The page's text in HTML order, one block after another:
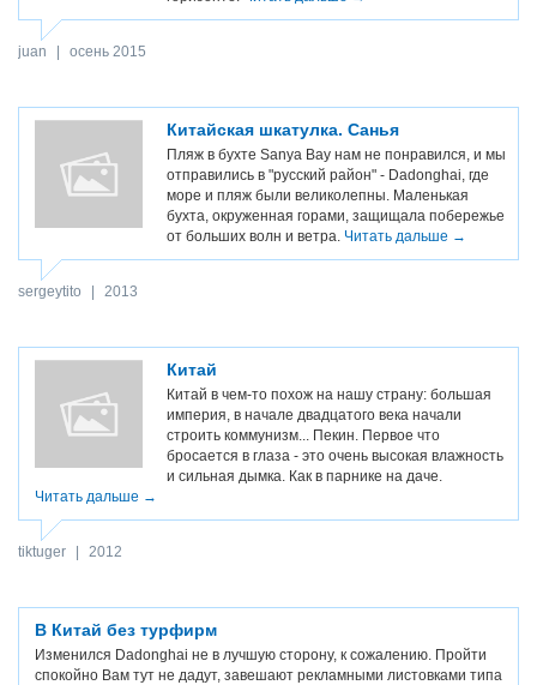
juan осень 2015
Китайская шкатулка. Санья
Пляж в бухте Sanya Bay нам не понравился, и мы
отправились в "русский район" - Dadonghai, где
море и пляж были великолепны. Маленькая
бухта, окруженная горами, защищала побережье
от больших волн и ветра. Читать дальше →
sergeytito 2013
Китай
Китай в чем-то похож на нашу страну: большая
империя, в начале двадцатого века начали
строить коммунизм... Пекин. Первое что
бросается в глаза - это очень высокая влажность
и сильная дымка. Как в парнике на даче.
Читать дальше →
tiktuger 2012
В Китай без турфирм
Изменился Dadonghai не в лучшую сторону, к сожалению. Пройти
спокойно Вам тут не дадут, завешают рекламными листовками типа